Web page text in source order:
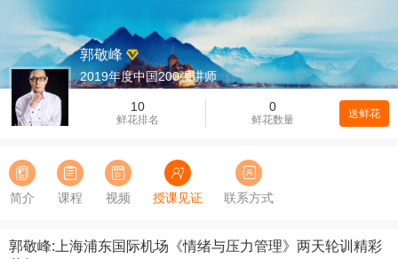
10
鲜花排名
0
鲜花数量 送鲜花
郭敬峰
2019年度中国200强讲师
简介 课程 视频 授课见证 联系方式
郭敬峰:上海浦东国际机场《情绪与压力管理》两天轮训精彩